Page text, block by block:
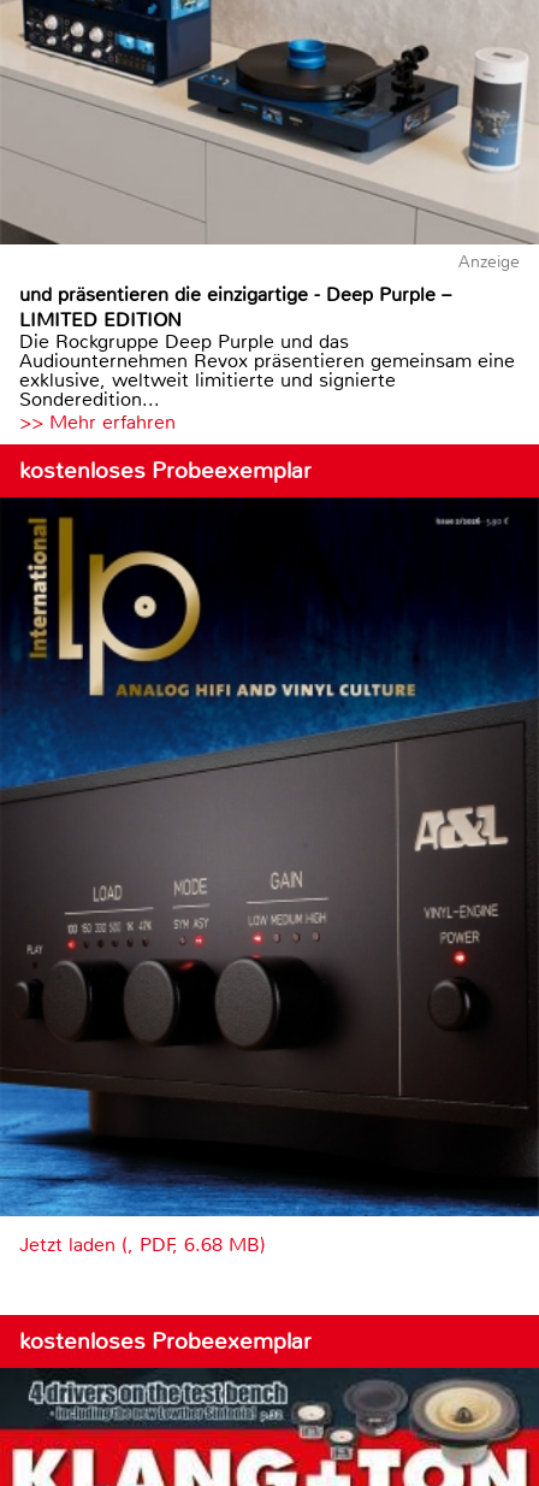
Anzeige
und präsentieren die einzigartige - Deep Purple –
LIMITED EDITION
Die Rockgruppe Deep Purple und das
Audiounternehmen Revox präsentieren gemeinsam eine
exklusive, weltweit limitierte und signierte
Sonderedition...
>> Mehr erfahren
kostenloses Probeexemplar
Jetzt laden (, PDF, 6.68 MB)
kostenloses Probeexemplar